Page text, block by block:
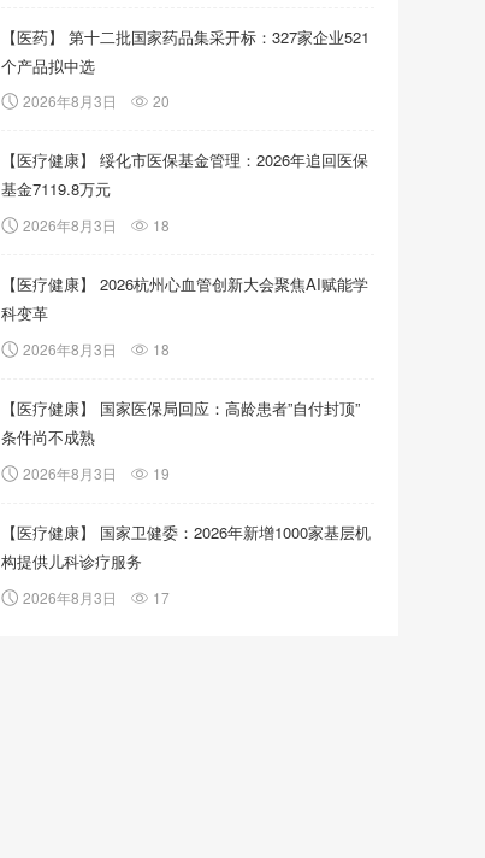
【医药】 第十二批国家药品集采开标：327家企业521
个产品拟中选
2026年8月3日 20
【医疗健康】 绥化市医保基金管理：2026年追回医保
基金7119.8万元
2026年8月3日 18
【医疗健康】 2026杭州心血管创新大会聚焦AI赋能学
科变革
2026年8月3日 18
【医疗健康】 国家医保局回应：高龄患者”自付封顶”
条件尚不成熟
2026年8月3日 19
【医疗健康】 国家卫健委：2026年新增1000家基层机
构提供儿科诊疗服务
2026年8月3日 17